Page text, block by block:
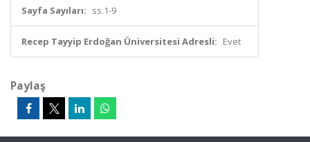
Sayfa Sayıları: ss.1-9
Recep Tayyip Erdoğan Üniversitesi Adresli: Evet
Paylaş